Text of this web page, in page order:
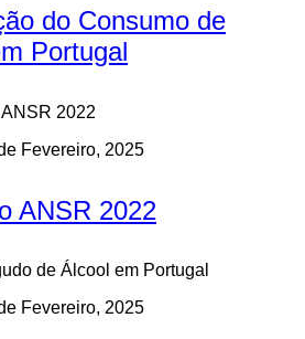
do Consumo de
Portugal
Fevereiro, 2025
ANSR 2022
Fevereiro, 2025